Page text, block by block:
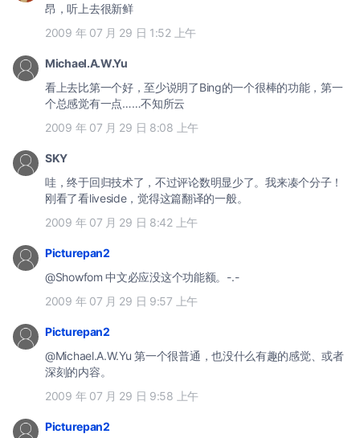
昂，听上去很新鲜
2009 年 07 月 29 日 1:52 上午
Michael.A.W.Yu
看上去比第一个好，至少说明了Bing的一个很棒的功能，第一
个总感觉有一点……不知所云
2009 年 07 月 29 日 8:08 上午
SKY
哇，终于回归技术了，不过评论数明显少了。我来凑个分子！
刚看了看liveside，觉得这篇翻译的一般。
2009 年 07 月 29 日 8:42 上午
Picturepan2
@Showfom 中文必应没这个功能额。-.-
2009 年 07 月 29 日 9:57 上午
Picturepan2
@Michael.A.W.Yu 第一个很普通，也没什么有趣的感觉、或者
深刻的内容。
2009 年 07 月 29 日 9:58 上午
Picturepan2